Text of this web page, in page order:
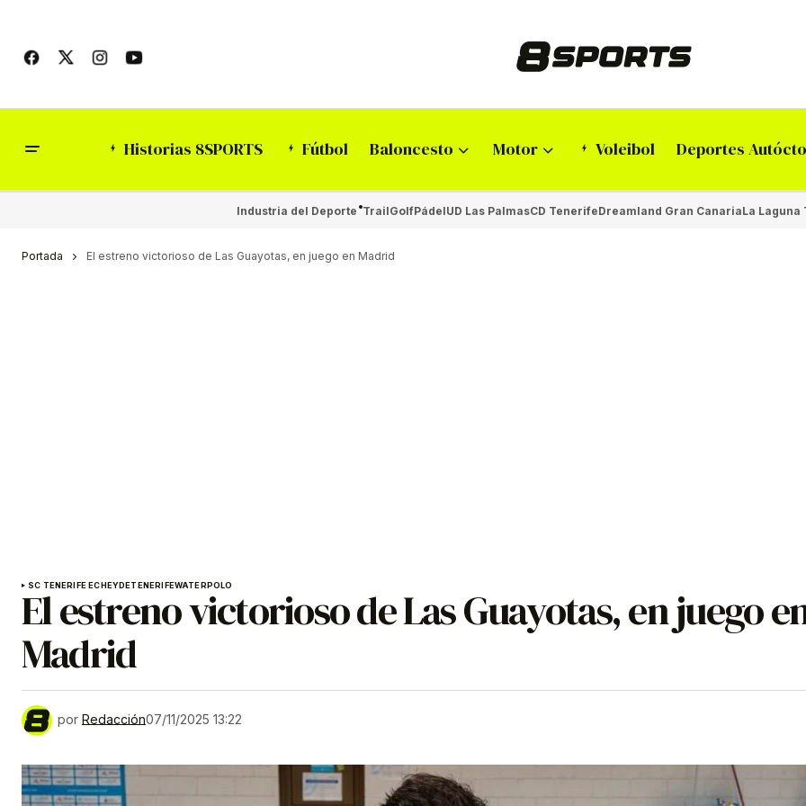
Historias 8SPORTS Fútbol Baloncesto Motor Voleibol Deportes
Industria del Deporte TrailGolfPádelUD Las PalmasCD TenerifeDreamland Gran CanariaLa Laguna
Portada El estreno victorioso de Las Guayotas, en juego en Madrid
SC TENERIFE ECHEYDETENERIFEWATERPOLO
El estreno victorioso de Las Guayotas, en juego
Madrid
por Redacción07/11/2025 13:22